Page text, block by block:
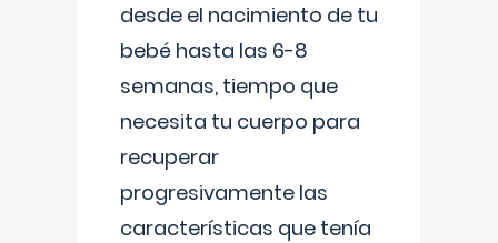
desde el nacimiento de tu
bebé hasta las 6-8
semanas, tiempo que
necesita tu cuerpo para
recuperar
progresivamente las
características que tenía